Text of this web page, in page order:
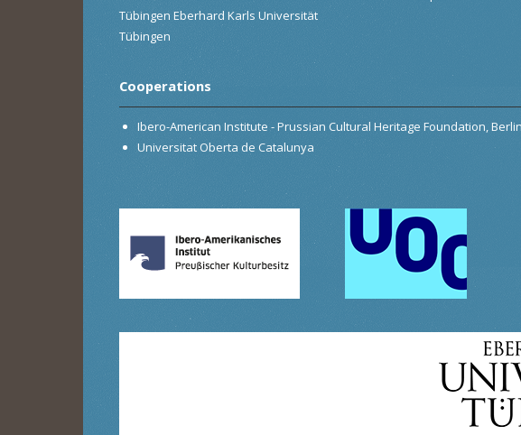
Tübingen Eberhard Karls Universität
Tübingen
Cooperations
Ibero-American Institute - Prussian Cultural Heritage Foundation, Berlin
Universitat Oberta de Catalunya